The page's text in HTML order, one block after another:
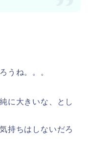
うね。。。
に大きいな、とし
持ちはしないだろ